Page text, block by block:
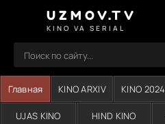
UZMOV.TV
KINO VA SERIAL
Главная KINO ARXIV KINO 2024
UJAS KINO HIND KINO